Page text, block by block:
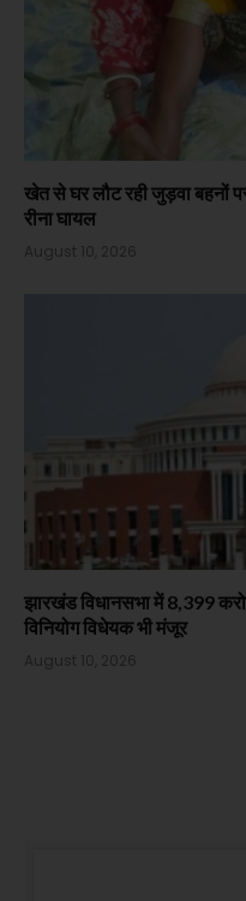
खेत से घर लौट रही जुड़वा बहनों
रीना घायल
August 10, 2026
झारखंड विधानसभा में 8,399
विनियोग विधेयक भी मंजूर
August 10, 2026